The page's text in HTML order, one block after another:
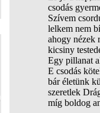
csodás
Szívem
lelkem nem
ahogy nézek
kicsiny
Egy pillanat
E csodás
bár életünk
szeretlek
míg boldog